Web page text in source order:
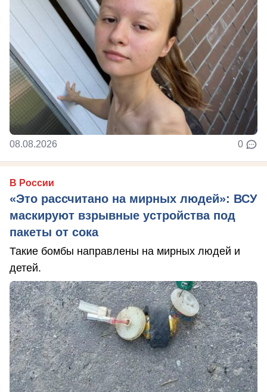
08.08.2026 0
В России
«Это рассчитано на мирных людей»: ВСУ
маскируют взрывные устройства под
пакеты от сока
Такие бомбы направлены на мирных людей и
детей.